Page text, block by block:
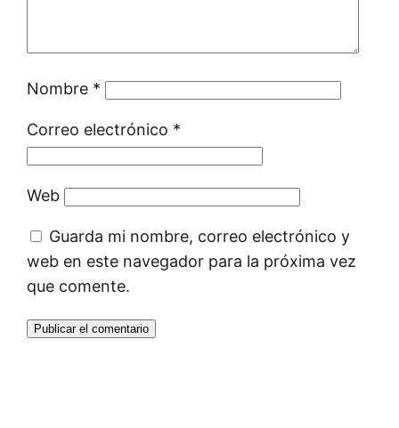
Nombre *
Correo electrónico *
Web
Guarda mi nombre, correo electrónico y
web en este navegador para la próxima vez
que comente.